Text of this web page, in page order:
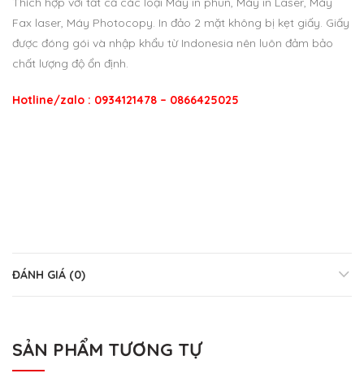
Fax laser, Máy Photocopy. In đảo 2 mặt không bị kẹt giấy. Giấy
được đóng gói và nhập khẩu từ Indonesia nên luôn đảm bảo
chất lượng độ ổn định.
Hotline/zalo : 0934121478 – 0866425025
ĐÁNH GIÁ (0)
SẢN PHẨM TƯƠNG TỰ